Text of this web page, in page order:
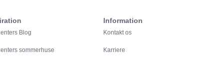
Blog
sommerhuse
Information
Kontakt os
Karriere